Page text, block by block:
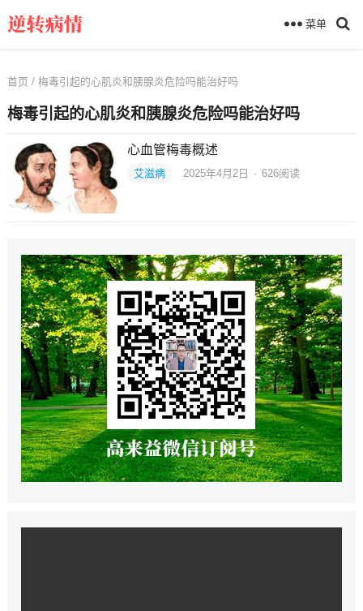
菜单
首页 / 梅毒引起的心肌炎和胰腺炎危险吗能治好吗
梅毒引起的心肌炎和胰腺炎危险吗能治好吗
心血管梅毒概述
艾滋病 2025年4月2日 · 626阅读